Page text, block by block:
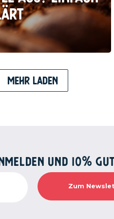
Mehr laden
UND 10%